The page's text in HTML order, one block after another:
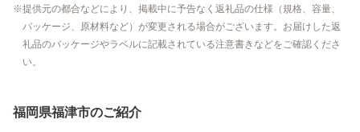
提供元の都合などにより、掲載中に予告なく返礼品の仕様（規格、容量、
パッケージ、原材料など）が変更される場合がございます。お届けした返
礼品のパッケージやラベルに記載されている注意書きなどをご確認くださ
い。
福岡県福津市のご紹介